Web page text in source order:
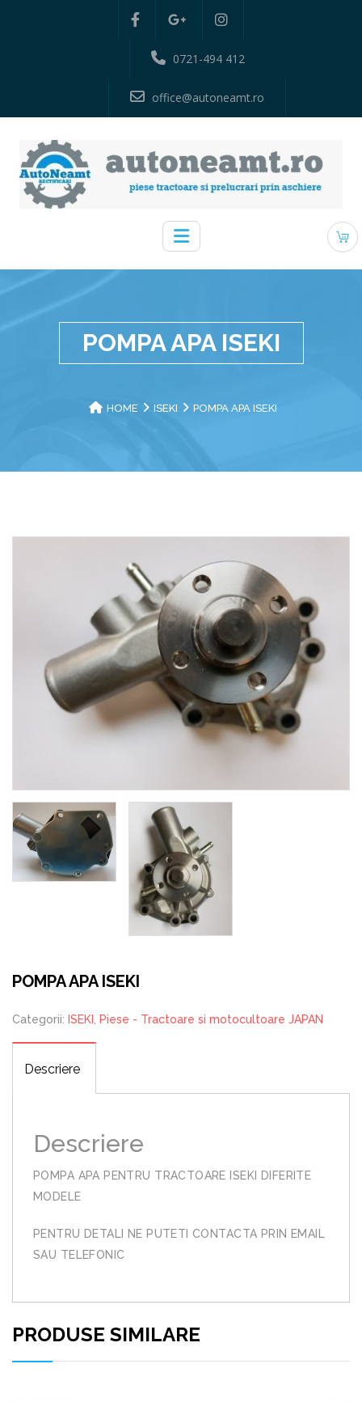
0721-494 412
office@autoneamt.ro
POMPA APA ISEKI
HOME ISEKI POMPA APA ISEKI
POMPA APA ISEKI
Categorii: ISEKI Piese - Tractoare si motocultoare JAPAN
Descriere
Descriere
POMPA APA PENTRU TRACTOARE ISEKI DIFERITE
MODELE
PENTRU DETALI NE PUTETI CONTACTA PRIN EMAIL
SAU TELEFONIC
PRODUSE SIMILARE